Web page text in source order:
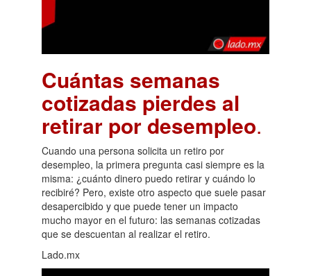
Cuántas semanas
cotizadas pierdes al
retirar por desempleo.
Cuando una persona solicita un retiro por
desempleo, la primera pregunta casi siempre es la
misma: ¿cuánto dinero puedo retirar y cuándo lo
recibiré? Pero, existe otro aspecto que suele pasar
desapercibido y que puede tener un impacto
mucho mayor en el futuro: las semanas cotizadas
que se descuentan al realizar el retiro.
Lado.mx